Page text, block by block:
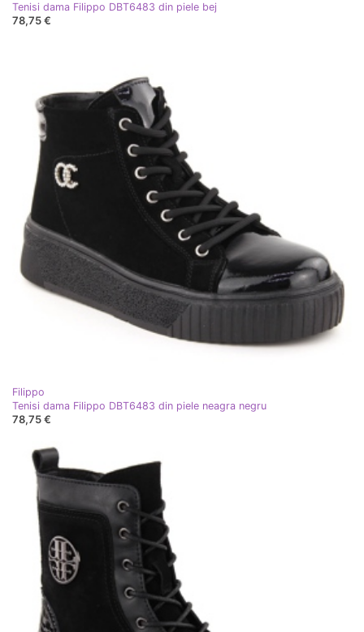
Tenisi dama Filippo DBT6483 din piele bej
78,75 €
Filippo
Tenisi dama Filippo DBT6483 din piele neagra negru
78,75 €